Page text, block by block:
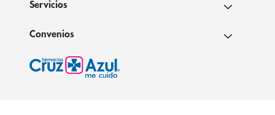
Servicios
Convenios